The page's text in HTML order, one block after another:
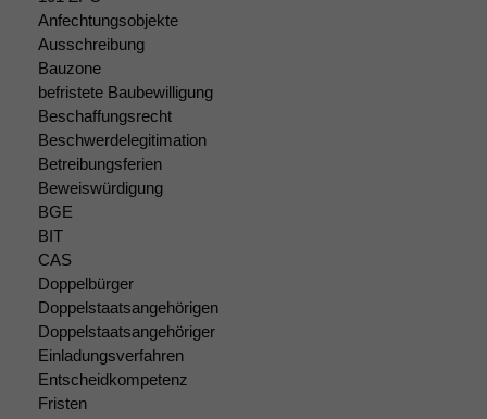
Anfechtungsobjekte
Ausschreibung
Bauzone
befristete Baubewilligung
Beschaffungsrecht
Beschwerdelegitimation
Betreibungsferien
Beweiswürdigung
BGE
BIT
CAS
Doppelbürger
Doppelstaatsangehörigen
Doppelstaatsangehöriger
Einladungsverfahren
Entscheidkompetenz
Fristen